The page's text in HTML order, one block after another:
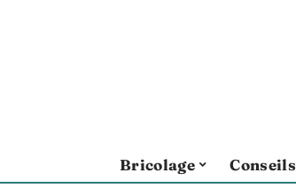
Bricolage Conseils